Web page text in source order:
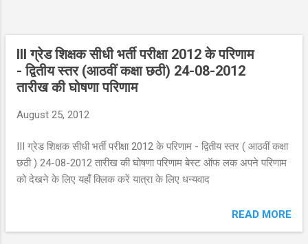
III ग्रेड शिक्षक सीधी भर्ती परीक्षा 2012 के परिणाम
- द्वितीय स्तर (आठवीं कक्षा छठी) 24-08-2012
तारीख की घोषणा परिणाम
August 25, 2012
III ग्रेड शिक्षक सीधी भर्ती परीक्षा 2012 के परिणाम - द्वितीय स्तर ( आठवीं कक्षा
छठी ) 24-08-2012 तारीख की घोषणा परिणाम बेस्ट ऑफ लक अपने परिणाम
को देखने के लिए यहाँ क्लिक करें यात्रा के लिए धन्यवाद
READ MORE